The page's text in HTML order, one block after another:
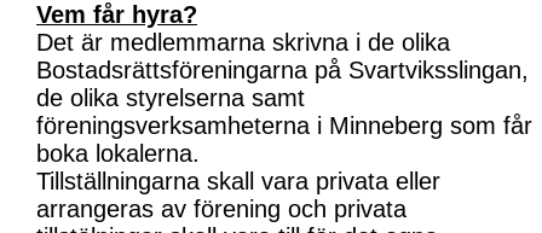
Vem får hyra?
Det är medlemmarna skrivna i de olika
Bostadsrättsföreningarna på Svartviksslingan,
de olika styrelserna samt
föreningsverksamheterna i Minneberg som får
boka lokalerna.
Tillställningarna skall vara privata eller
arrangeras av förening och privata